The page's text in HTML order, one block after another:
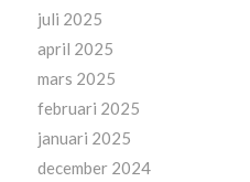
juli 2025
april 2025
mars 2025
februari 2025
januari 2025
december 2024